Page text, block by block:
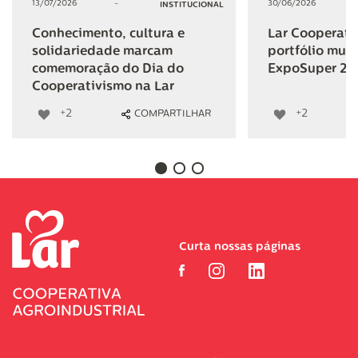
13/07/2026 - INSTITUCIONAL
Conhecimento, cultura e
solidariedade marcam
comemoração do Dia do
Cooperativismo na Lar
+2 COMPARTILHAR
30/06/2026
Lar
portfólio
ExpoSuper
+2
Curta nossas páginas